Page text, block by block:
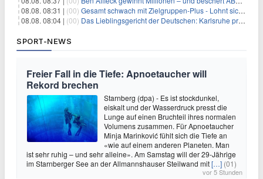
08.08. 08:31 | (00) Gesamt schwach mit Zielgruppen-Plus - Lohnt sich First Dates Hotel doch?
08.08. 08:04 | (00) Das Lieblingsgericht der Deutschen: Karlsruhe prägt seit 75 Jahren die Republik
SPORT-NEWS
Freier Fall in die Tiefe: Apnoetaucher will
Rekord brechen
Starnberg (dpa) - Es ist stockdunkel,
eiskalt und der Wasserdruck presst die
Lunge auf einen Bruchteil ihres normalen
Volumens zusammen. Für Apnoetaucher
Minja Marinković fühlt sich die Tiefe an
«wie auf einem anderen Planeten. Man
ist sehr ruhig – und sehr alleine». Am Samstag will der 29-Jährige
im Starnberger See an der Allmannshauser Steilwand mit[…] (01)
vor 5 Stunden